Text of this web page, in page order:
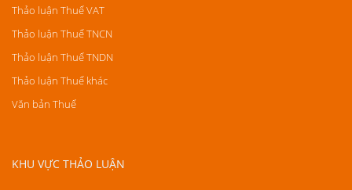
Thảo luận Thuế VAT
Thảo luận Thuế TNCN
Thảo luận Thuế TNDN
Thảo luận Thuế khác
Văn bản Thuế
KHU VỰC THẢO LUẬN